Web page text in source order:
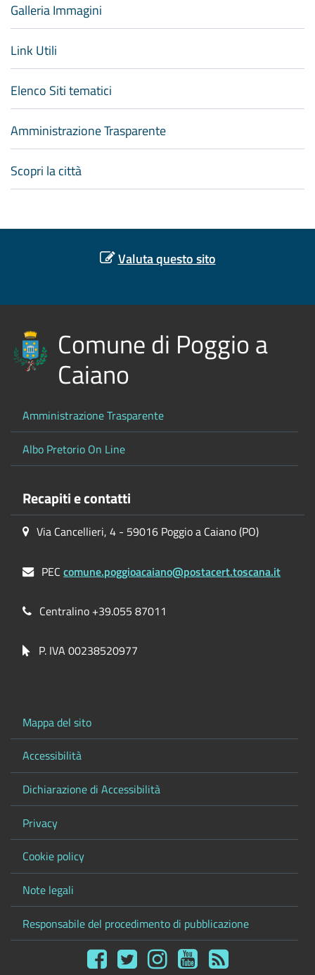
Galleria Immagini
Link Utili
Elenco Siti tematici
Amministrazione Trasparente
Scopri la città
Valuta questo sito
Comune di Poggio a
Caiano
Amministrazione Trasparente
Albo Pretorio On Line
Recapiti e contatti
Via Cancellieri, 4 - 59016 Poggio a Caiano (PO)
PECcomune.poggioacaiano@postacert.toscana.it
Centralino +39.055 87011
P. IVA 00238520977
Mappa del sito
Accessibilità
Dichiarazione di Accessibilità
Privacy
Cookie policy
Note legali
Responsabile del procedimento di pubblicazione